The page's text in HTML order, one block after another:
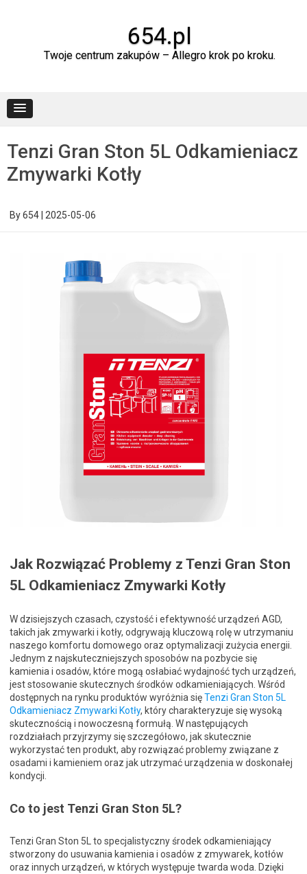
654.pl
Twoje centrum zakupów – Allegro krok po kroku.
Tenzi Gran Ston 5L Odkamieniacz
Zmywarki Kotły
By654 2025-05-06
Jak Rozwiązać Problemy z Tenzi Gran Ston
5L Odkamieniacz Zmywarki Kotły
W dzisiejszych czasach, czystość i efektywność urządzeń AGD,
takich jak zmywarki i kotły, odgrywają kluczową rolę w utrzymaniu
naszego komfortu domowego oraz optymalizacji zużycia energii.
Jednym z najskuteczniejszych sposobów na pozbycie się
kamienia i osadów, które mogą osłabiać wydajność tych urządzeń,
jest stosowanie skutecznych środków odkamieniających. Wśród
dostępnych na rynku produktów wyróżnia sięTenzi Gran Ston 5L
Odkamieniacz Zmywarki Kotły, który charakteryzuje się wysoką
skutecznością i nowoczesną formułą. W następujących
rozdziałach przyjrzymy się szczegółowo, jak skutecznie
wykorzystać ten produkt, aby rozwiązać problemy związane z
osadami i kamieniem oraz jak utrzymać urządzenia w doskonałej
kondycji.
Co to jest Tenzi Gran Ston 5L?
Tenzi Gran Ston 5L to specjalistyczny środek odkamieniający
stworzony do usuwania kamienia i osadów z zmywarek, kotłów
oraz innych urządzeń, w których występuje twarda woda. Dzięki